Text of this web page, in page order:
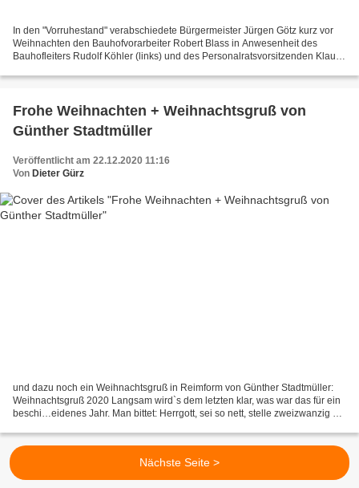
In den "Vorruhestand" verabschiedete Bürgermeister Jürgen Götz kurz vor
Weihnachten den Bauhofvorarbeiter Robert Blass in Anwesenheit des
Bauhofleiters Rudolf Köhler (links) und des Personalratsvorsitzenden Klaus
Frohe Weihnachten + Weihnachtsgruß von
Günther Stadtmüller
Veröffentlicht am 22.12.2020 11:16
Von Dieter Gürz
und dazu noch ein Weihnachtsgruß in Reimform von Günther Stadtmüller:
Weihnachtsgruß 2020 Langsam wird`s dem letzten klar, was war das für ein
beschi…eidenes Jahr. Man bittet: Herrgott, sei so nett, stelle zweizwanzig auf
Nächste Seite >